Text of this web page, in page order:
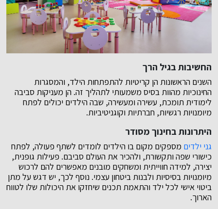
החשיבות בגיל הרך
השנים הראשונות הן קריטיות להתפתחות הילד, והמסגרות
החינוכיות מהוות בסיס משמעותי לתהליך זה. הן מעניקות סביבה
לימודית תומכת, עשירה ומעשירה, שבה הילדים יכולים לפתח
מיומנויות רגשיות, חברתיות וקוגניטיביות.
היתרונות בחינוך מסודר
גני ילדים מספקים מקום בו הילדים לומדים לשתף פעולה, לפתח
כישורי שפה ותקשורת, ולהכיר את העולם סביבם. פעילות גופנית,
יצירה, למידה חווייתית ומשחקים מובנים מאפשרים להם לרכוש
מיומנויות בסיסיות ולבנות ביטחון עצמי. נוסף לכך, יש דגש על מתן
ביטוי אישי לכל ילד והתאמת תכנים שיחזקו את היכולות שלו לטווח
הארוך.